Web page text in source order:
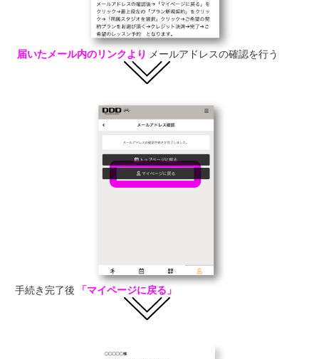
届いたメール内のリンクより メールアドレスの確認を行う
手続き完了後 「マイページに戻る」